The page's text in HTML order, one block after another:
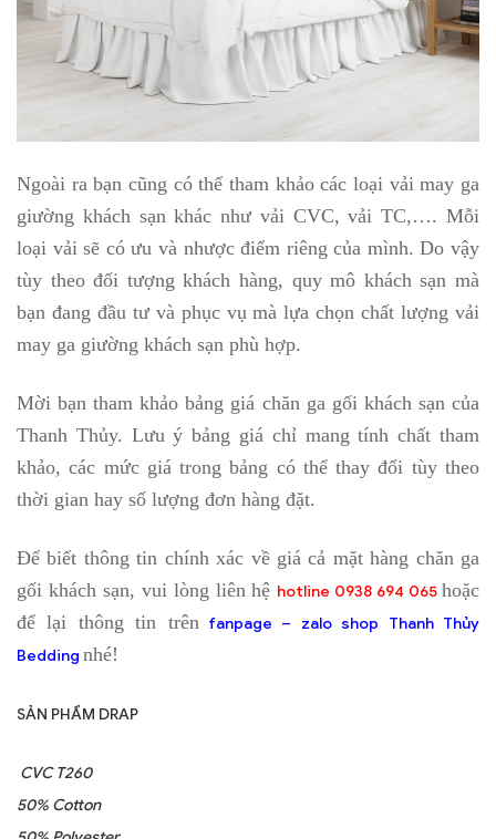
Ngoài ra bạn cũng có thể tham khảo các loại vải may ga
giường khách sạn khác như vải CVC, vải TC,…. Mỗi
loại vải sẽ có ưu và nhược điểm riêng của mình. Do vậy
tùy theo đối tượng khách hàng, quy mô khách sạn mà
bạn đang đầu tư và phục vụ mà lựa chọn chất lượng vải
may ga giường khách sạn phù hợp.
Mời bạn tham khảo bảng giá chăn ga gối khách sạn của
Thanh Thủy. Lưu ý bảng giá chỉ mang tính chất tham
khảo, các mức giá trong bảng có thể thay đổi tùy theo
thời gian hay số lượng đơn hàng đặt.
Để biết thông tin chính xác về giá cả mặt hàng chăn ga
gối khách sạn, vui lòng liên hệ hotline 0938 694 065hoặc
để lại thông tin trênfanpage – zalo shop Thanh Thủy
Bedding nhé!
SẢN PHẨM DRAP
CVC T260
50% Cotton